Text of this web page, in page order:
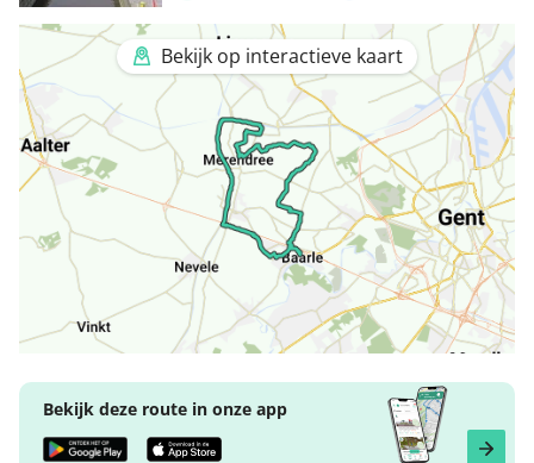
Bekijk op interactieve kaart
Bekijk deze route in onze app